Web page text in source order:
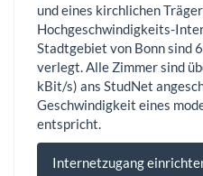
und eines kirchlichen
Hochgeschwindigkeits-
Stadtgebiet von Bonn sind
verlegt. Alle Zimmer sind
kBit/s) ans StudNet
Geschwindigkeit eines
entspricht.
Internetzugang